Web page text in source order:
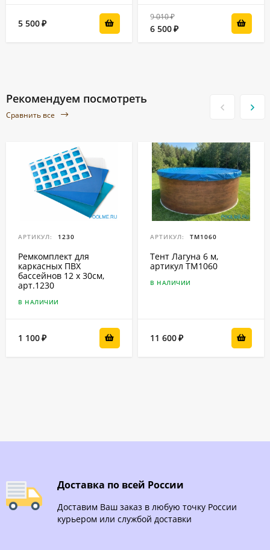
5 500₽
9 010 ₽
6 500₽
Рекомендуем посмотреть
Сравнить все
АРТИКУЛ: 1230
Ремкомплект для
каркасных ПВХ
бассейнов 12 x 30см,
арт.1230
В НАЛИЧИИ
1 100₽
АРТИКУЛ: ТМ1060
Тент Лагуна 6 м,
артикул ТМ1060
В НАЛИЧИИ
11 600₽
Доставка по всей России
Доставим Ваш заказ в любую точку России
курьером или службой доставки